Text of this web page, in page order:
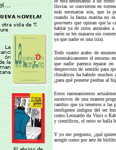
lluvias se convierten en
más necesarias son, que la
cuando la fauna marina no
gourmets que opinan que la
hablar ya de otros animales
razón se les masacra sin
ya que nadie es una isla).
Todo cuanto acabo de
sistemáticamente el entorno
que nadie parezca reparar
desprovisto de sentido para
climáticos ha habido muchos
¿para qué ponerse piedras al
Estos razonamientos
sucesivos de una manera
cambio que ya tenemos a las
inteligente indigna del ser
como Leonardo da Vinci o
y científicos, el resto se halla
Y yo me pregunto, ¿qué
arregle como por arte de